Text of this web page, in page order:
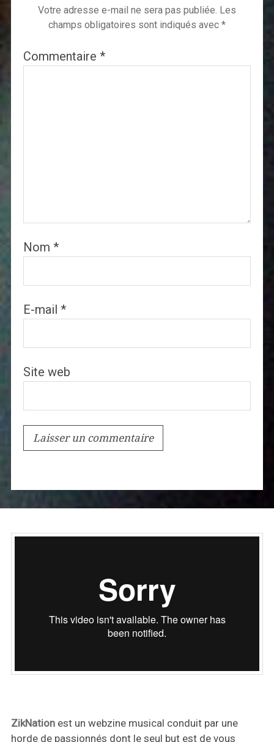
Votre adresse e-mail ne sera pas publiée. Les
champs obligatoires sont indiqués avec *
Commentaire *
Nom *
E-mail *
Site web
ZikNationest un webzine musical conduit par une
horde de passionnés dont le seul but est de vous